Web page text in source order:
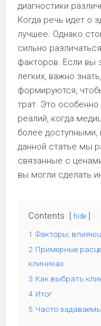
диагностики
Когда речь идет о
лучшее. Однако
сильно
факторов. Если вы
легких, важно
формируются,
трат. Это
реалий, когда
более
данной статье мы
связанные с
вы могли сделать
Contents hide
1 Факторы,
2 Примерные
клиниках
3 Как выбрать
4 Итог
5 Часто